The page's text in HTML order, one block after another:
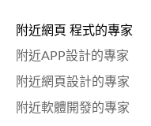
附近網頁 程式的專家
附近APP設計的專家
附近網頁設計的專家
附近軟體開發的專家